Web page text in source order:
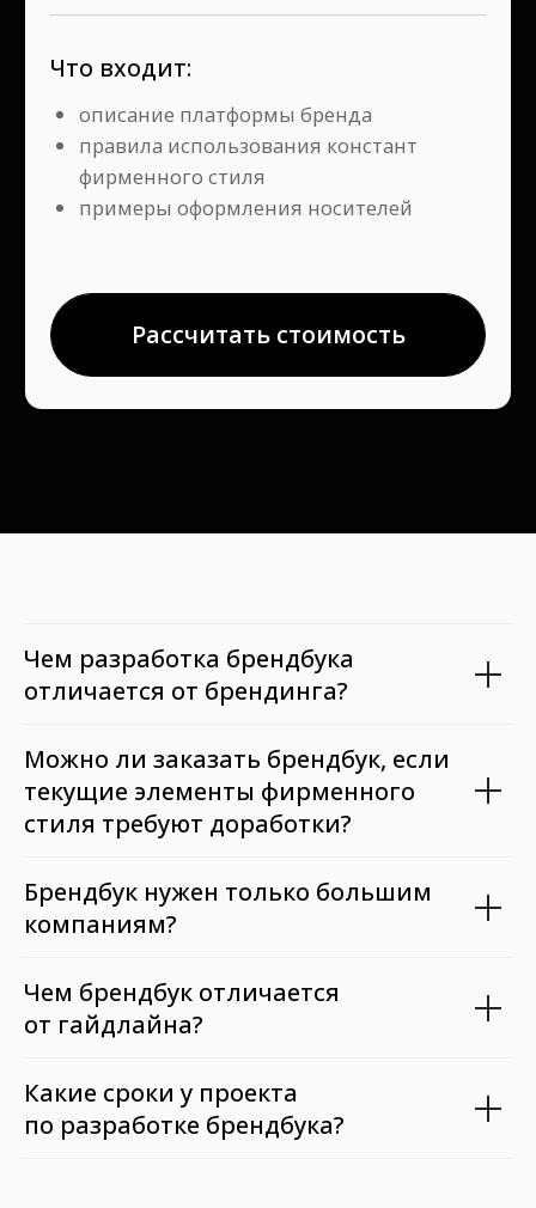
Чем разработка брендбука
отличается от брендинга?
Можно ли заказать брендбук, если
текущие элементы фирменного
стиля требуют доработки?
Брендбук нужен только большим
компаниям?
Чем брендбук отличается
от гайдлайна?
Какие сроки у проекта
по разработке брендбука?